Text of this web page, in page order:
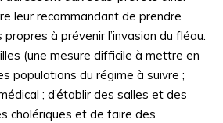
leur recommandant de prendre
à prévenir l’invasion du fléau.
(une mesure difficile à mettre en
populations du régime à suivre ;
; d’établir des salles et des
cholériques et de faire des